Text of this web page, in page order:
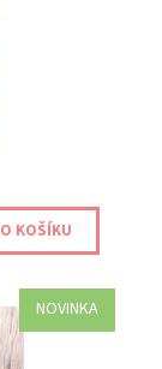
NOVINKA